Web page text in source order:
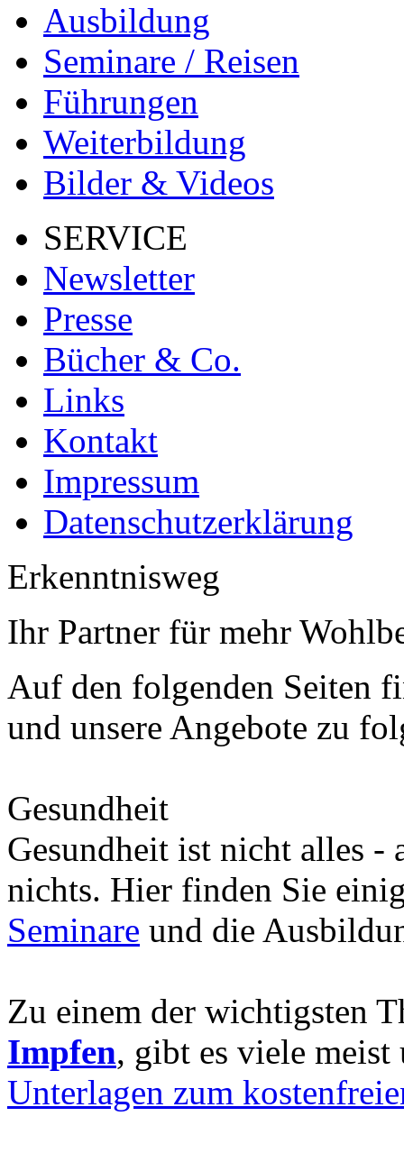
Ausbildung
Seminare / Reisen
Führungen
Weiterbildung
Bilder & Videos
SERVICE
Newsletter
Presse
Bücher & Co.
Links
Kontakt
Impressum
Datenschutzerklärung
Erkenntnisweg
Ihr Partner für mehr
Auf den folgenden Seiten
und unsere Angebote zu
Gesundheit
Gesundheit ist nicht alles -
nichts. Hier finden Sie
Seminare und die
Zu einem der wichtigsten
Impfen, gibt es viele
Unterlagen zum